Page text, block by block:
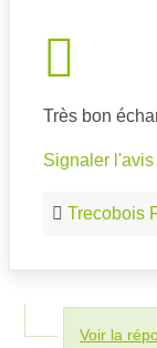
Très bon
Signaler l'avis
Trecobois
Voir la